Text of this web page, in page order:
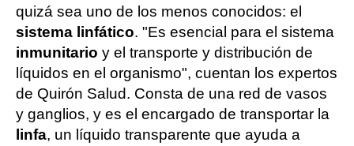
quizá sea uno de los menos conocidos: el
sistema linfático. "Es esencial para el sistema
inmunitario y el transporte y distribución de
líquidos en el organismo", cuentan los expertos
de Quirón Salud. Consta de una red de vasos
y ganglios, y es el encargado de transportar la
linfa, un líquido transparente que ayuda a